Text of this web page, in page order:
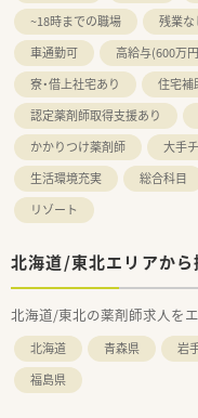
~18時までの職場
残業
車通勤可
高給与(600万
寮・借上社宅あり
住宅補
認定薬剤師取得支援あり
かかりつけ薬剤師
大手
生活環境充実
総合科目
リゾート
北海道/東北エリアから
北海道/東北の薬剤師求人を
北海道 青森県 岩
福島県